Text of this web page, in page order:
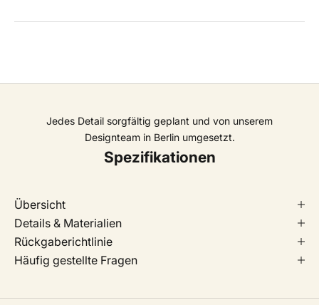
Jedes Detail sorgfältig geplant und von unserem
Designteam in Berlin umgesetzt.
Spezifikationen
Übersicht
Details & Materialien
Rückgaberichtlinie
Häufig gestellte Fragen